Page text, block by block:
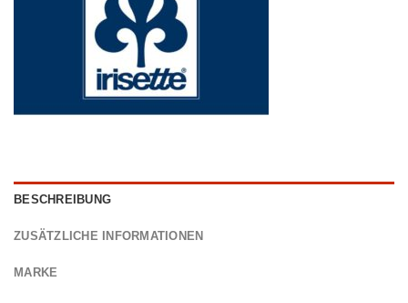
BESCHREIBUNG
ZUSÄTZLICHE INFORMATIONEN
MARKE